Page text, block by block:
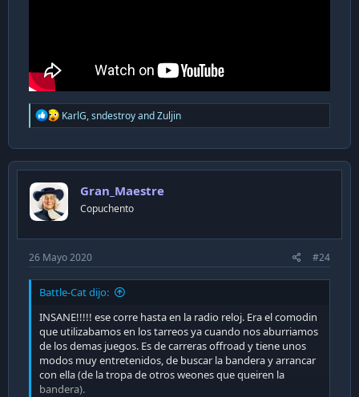
R
e
c
t
o
n
s
KarlG,sndestroyandZuljin
Gran_Maestre
Copuchento
26 Mayo 2020 #24
Battle-Cat dijo:
INSANE!!!!! ese corre hasta en la radio reloj. Era el comodin
que utilizabamos en los tarreos ya cuando nos aburriamos
de los demas juegos. Es de carreras offroad y tiene unos
modos muy entretenidos, de buscar la bandera y arrancar
con ella (de la tropa de otros weones que queiren la
bandera).